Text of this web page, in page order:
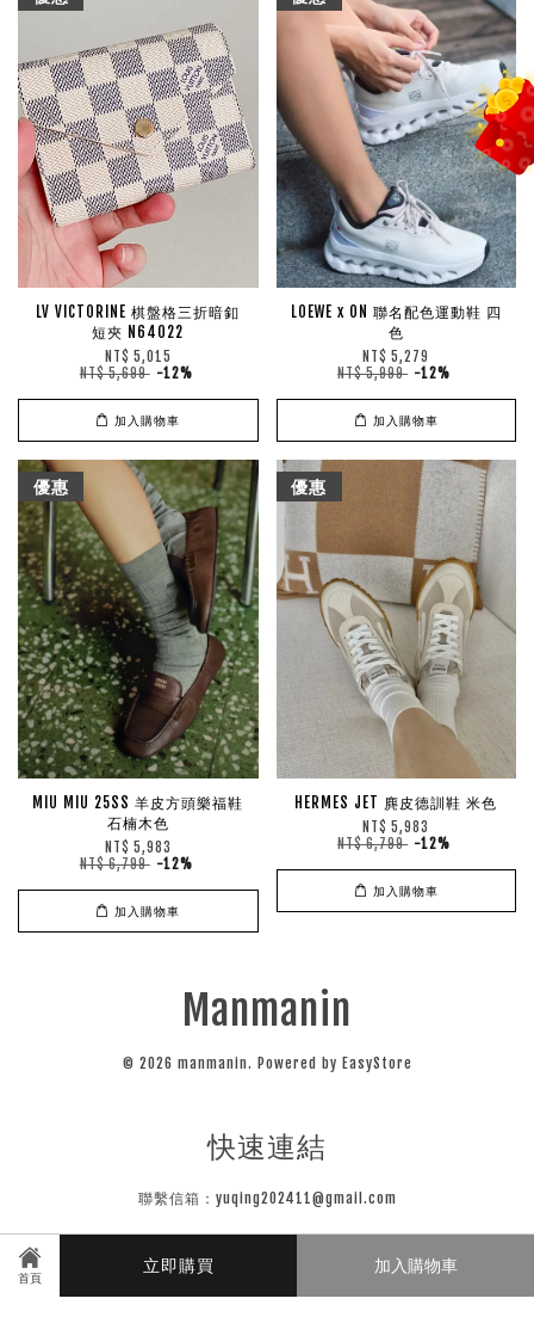
首頁
立即購買 加入購物車
LV VICTORINE 棋盤格三折暗釦
短夾 N64022
NT$ 5,015
NT$ 5,699 -12%
加入購物車
LOEWE x ON 聯名配色運動鞋 四
色
NT$ 5,279
NT$ 5,999 -12%
加入購物車
優惠
MIU MIU 25SS 羊皮方頭樂福鞋
石楠木色
NT$ 5,983
NT$ 6,799 -12%
加入購物車
優惠
HERMES JET 麂皮德訓鞋 米色
NT$ 5,983
NT$ 6,799 -12%
加入購物車
Manmanin
© 2026 manmanin. Powered by EasyStore
快速連結
聯繫信箱：yuqing202411@gmail.com
關注我們